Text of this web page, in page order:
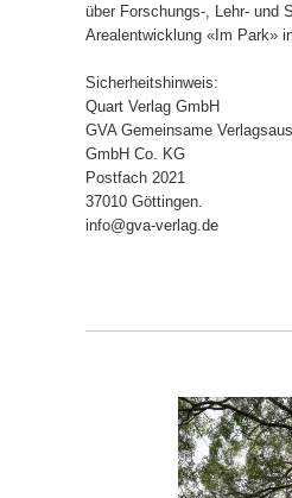
über Forschungs-, Lehr- und
Arealentwicklung «Im Park»
Sicherheitshinweis:
Quart Verlag GmbH
GVA Gemeinsame
GmbH Co. KG
Postfach 2021
37010 Göttingen.
info@gva-verlag.de
IN DEN